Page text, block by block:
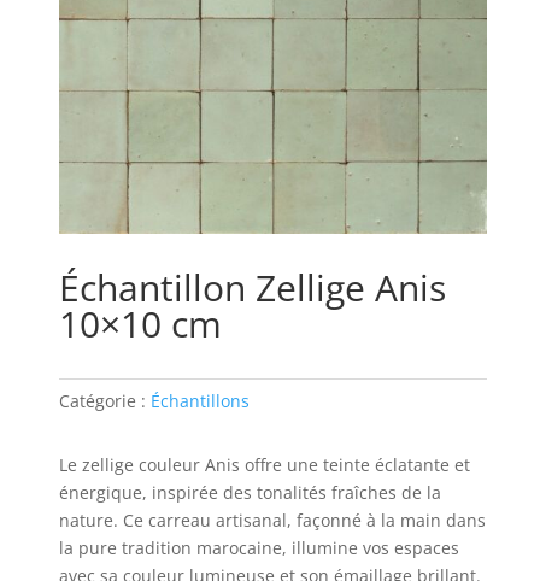
Échantillon Zellige Anis
10×10 cm
Catégorie : Échantillons
Le zellige couleur Anis offre une teinte éclatante et
énergique, inspirée des tonalités fraîches de la
nature. Ce carreau artisanal, façonné à la main dans
la pure tradition marocaine, illumine vos espaces
avec sa couleur lumineuse et son émaillage brillant.